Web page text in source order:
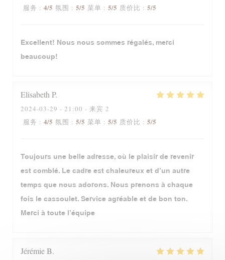
服务 : 4/5 氛围 : 5/5 菜单 : 5/5 质价比 : 5/5
Excellent! Nous nous sommes régalés, merci
beaucoup!
ElisabethP
2024-03-29 - 21:00 - 来宾 2
服务 : 4/5 氛围 : 5/5 菜单 : 5/5 质价比 : 5/5
Toujours une belle adresse, où le plaisir de revenir
est comblé. Le cadre est chaleureux et d’un autre
temps que nous adorons. Nous prenons à chaque
fois le cassoulet. Service agréable et de bon ton.
Merci à toute l’équipe
JérémieB